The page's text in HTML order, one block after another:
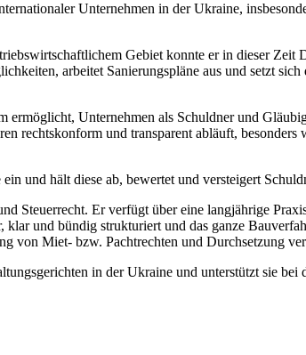
Unternehmen in der Ukraine,
Gebiet konnte er in dieser
arbeitet Sanierungspläne aus und setzt
Unternehmen als Schuldner und
rechtskonform und transparent abläuft,
und hält diese ab, bewertet und versteigert
Steuerrecht. Er verfügt über eine langjährige
und bündig strukturiert und das ganze
von Miet- bzw. Pachtrechten und Durchsetzung
in der Ukraine und unterstützt sie